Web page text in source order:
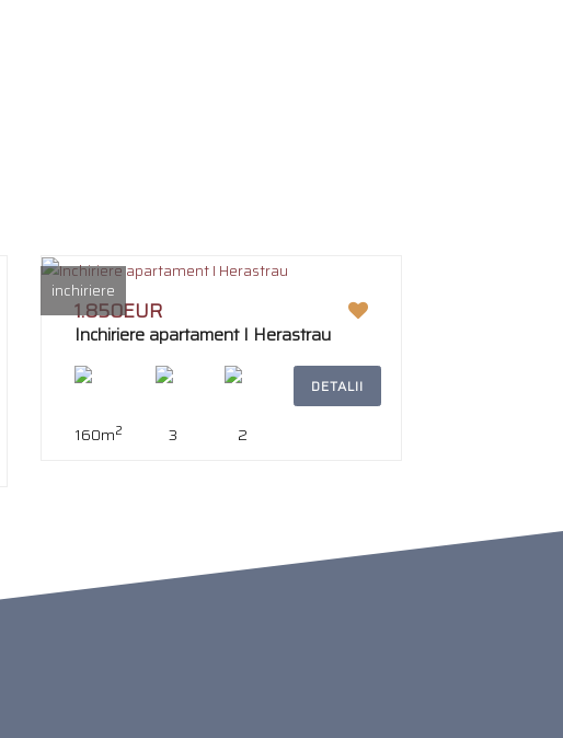
inchiriere
1.850EUR
Inchiriere apartament I Herastrau
160m2 3 2
DETALII